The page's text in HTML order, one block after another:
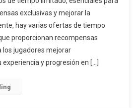
Arena:
Ofertas
Tiempo
exclusivas y mejorar la
hay varias ofertas de tiempo
proporcionan recompensas
los jugadores mejorar
y progresión en […]